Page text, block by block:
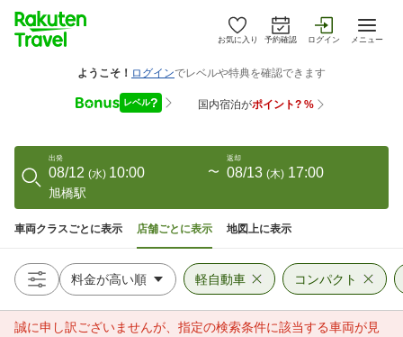
お気に入り 予約確認 ログイン メニュー
出発
08/12 (水) 10:00 〜
返却
08/13 (木) 17:00
旭橋駅
車両クラスごとに表示 店舗ごとに表示 地図上に表示
軽自動車 コンパクト
誠に申し訳ございませんが、指定の検索条件に該当する車両が見